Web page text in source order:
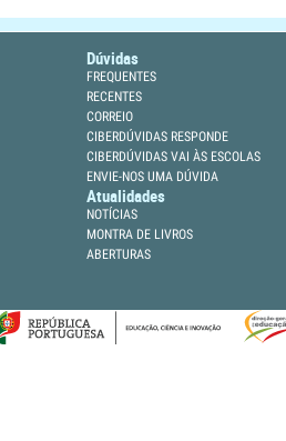
Dúvidas
FREQUENTES
RECENTES
CORREIO
CIBERDÚVIDAS RESPONDE
CIBERDÚVIDAS VAI ÀS ESCOLAS
ENVIE-NOS UMA DÚVIDA
Atualidades
NOTÍCIAS
MONTRA DE LIVROS
ABERTURAS